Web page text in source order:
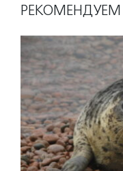
РЕКОМЕНДУЕМ